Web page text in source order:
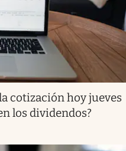
cotización hoy jueves
los dividendos?